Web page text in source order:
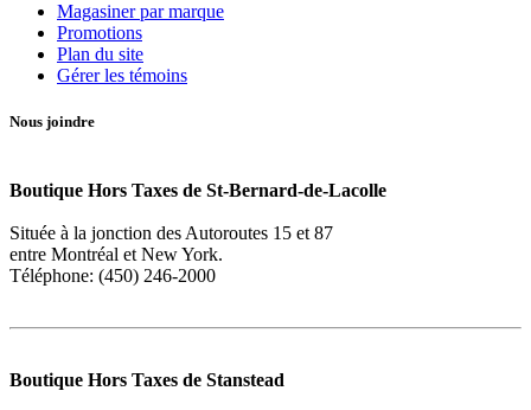
Magasiner par marque
Promotions
Plan du site
Gérer les témoins
Nous joindre
Boutique Hors Taxes de St-Bernard-de-Lacolle
Située à la jonction des Autoroutes 15 et 87
entre Montréal et New York.
Téléphone: (450) 246-2000
Boutique Hors Taxes de Stanstead